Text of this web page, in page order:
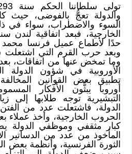
والدولة تعجُّ بالفوضى، حيث
السوء والاضطراب، سواء في
حدًا لأطماع عميل فرنسا
وما تمخض عنها من اتفاقات،
الأوروبية في شؤون الدولة
تطبيق بعض القوانين
أوروبا يبثُّون الأفكار
التبشيرية توجه طلابها إلى
الدولة، فاشتعلت عدد من
الحروب الخارجية، وأخذ عملاء
كبار مثقفي وموظفي الدولة
المأخوذ من عدد من الدساتير
الثورة الفرنسية، وأنظمة بعض